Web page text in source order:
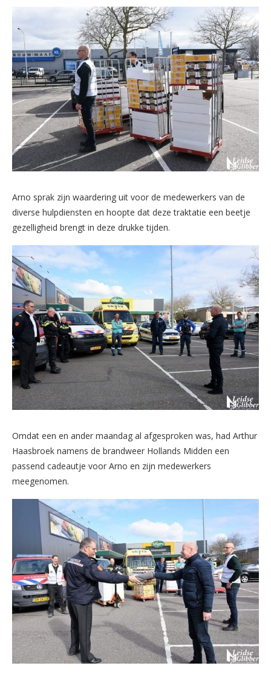
Arno sprak zijn waardering uit voor de medewerkers van de
diverse hulpdiensten en hoopte dat deze traktatie een beetje
gezelligheid brengt in deze drukke tijden.
Omdat een en ander maandag al afgesproken was, had Arthur
Haasbroek namens de brandweer Hollands Midden een
passend cadeautje voor Arno en zijn medewerkers
meegenomen.